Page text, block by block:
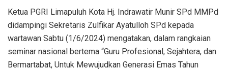
Ketua PGRI Limapuluh Kota Hj. Indrawatir Munir SPd MMPd
didampingi Sekretaris Zulfikar Ayatulloh SPd kepada
wartawan Sabtu (1/6/2024) mengatakan, dalam rangkaian
seminar nasional bertema “Guru Profesional, Sejahtera, dan
Bermartabat, Untuk Mewujudkan Generasi Emas Tahun